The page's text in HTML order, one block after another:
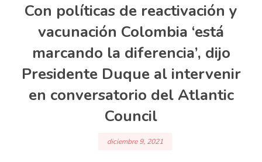
Con políticas de reactivación y
vacunación Colombia ‘está
marcando la diferencia’, dijo
Presidente Duque al intervenir
en conversatorio del Atlantic
Council
diciembre 9, 2021